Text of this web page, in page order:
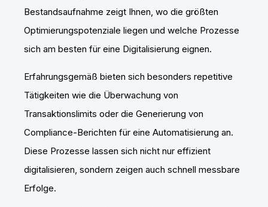
Bestandsaufnahme zeigt Ihnen, wo die größten
Optimierungspotenziale liegen und welche Prozesse
sich am besten für eine Digitalisierung eignen.
Erfahrungsgemäß bieten sich besonders repetitive
Tätigkeiten wie die Überwachung von
Transaktionslimits oder die Generierung von
Compliance-Berichten für eine Automatisierung an.
Diese Prozesse lassen sich nicht nur effizient
digitalisieren, sondern zeigen auch schnell messbare
Erfolge.